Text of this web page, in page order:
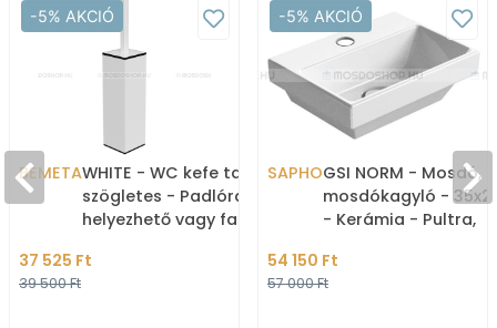
-5% AKCIÓ
BEMETAWHITE - WC kefe tartó,
szögletes - Padlóra
helyezhető vagy falra
fekete
37 525 Ft
39 500 Ft
-5% AKCIÓ
SAPHOGSI NORM - Mosdó,
mosdókagyló -
- Kerámia - Pultra,
54 150 Ft
57 000 Ft